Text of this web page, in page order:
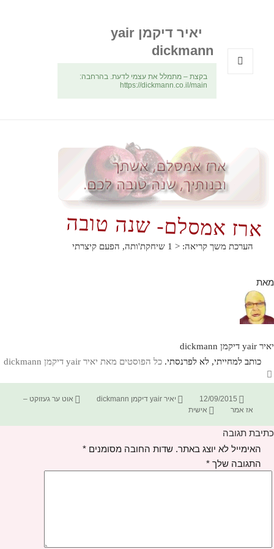
יאיר דיקמן yair
dickmann
בקצת – מתמלל את עצמי לדעת. בהרחבה:
https://dickmann.co.il/main
ארז אמסלם- שנה טובה
הערכת משך קריאה: < 1 שיחקת'ותה, הפעם קיצרתי
מאת
יאיר yair דיקמן dickmann
כותב למחייתי, לא לפרנסתי. כל הפוסטים מאת יאיר yair דיקמן dickmann‏
פורסם
בתאריך
12/09/2015 מחבר
יאיר yair דיקמן dickmann קטגוריות
אוט ער געזוקט –
אז אמר
תגיות
אישית
כתיבת תגובה
האימייל לא יוצג באתר. שדות החובה מסומנים *
התגובה שלך *